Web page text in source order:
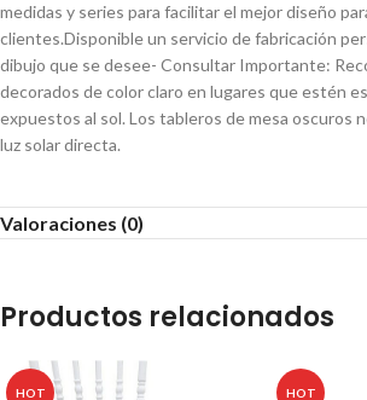
medidas y series para facilitar el mejor diseño
clientes.Disponible un servicio de fabricación
dibujo que se desee- Consultar Importante:
decorados de color claro en lugares que estén
expuestos al sol. Los tableros de mesa oscuros
luz solar directa.
Valoraciones (0)
Productos relacionados
HOT HOT